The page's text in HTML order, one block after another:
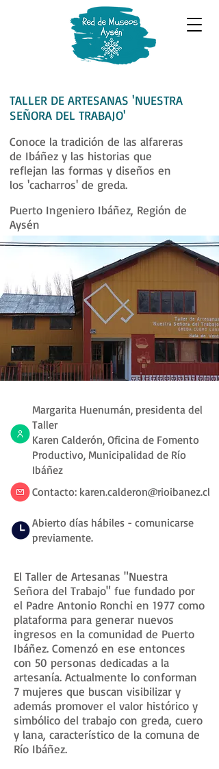
TALLER DE ARTESANAS 'NUESTRA
SEÑORA DEL TRABAJO'
Conoce la tradición de las alfareras
de Ibáñez y las historias que
reflejan las formas y diseños en
los 'cacharros' de greda.
Puerto Ingeniero Ibáñez, Región de
Aysén
Margarita Huenumán, presidenta del
Taller
Karen Calderón, Oficina de Fomento
Productivo, Municipalidad de Río
Ibáñez
Contacto: karen.calderon@rioibanez.cl
El Taller de Artesanas "Nuestra
Señora del Trabajo" fue fundado por
el Padre Antonio Ronchi en 1977 como
plataforma para generar nuevos
ingresos en la comunidad de Puerto
Ibáñez. Comenzó en ese entonces
con 50 personas dedicadas a la
artesanía. Actualmente lo conforman
7 mujeres que buscan visibilizar y
además promover el valor histórico y
simbólico del trabajo con greda, cuero
y lana, característico de la comuna de
Río Ibáñez.
Abierto días hábiles - comunicarse
previamente.